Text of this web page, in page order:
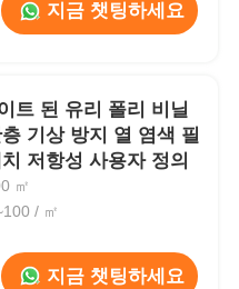
지금 챗팅하세요
트 된 유리 폴리 비닐
기상 방지 열 염색 필
저항성 사용자 정의
㎡
/ ㎡
지금 챗팅하세요